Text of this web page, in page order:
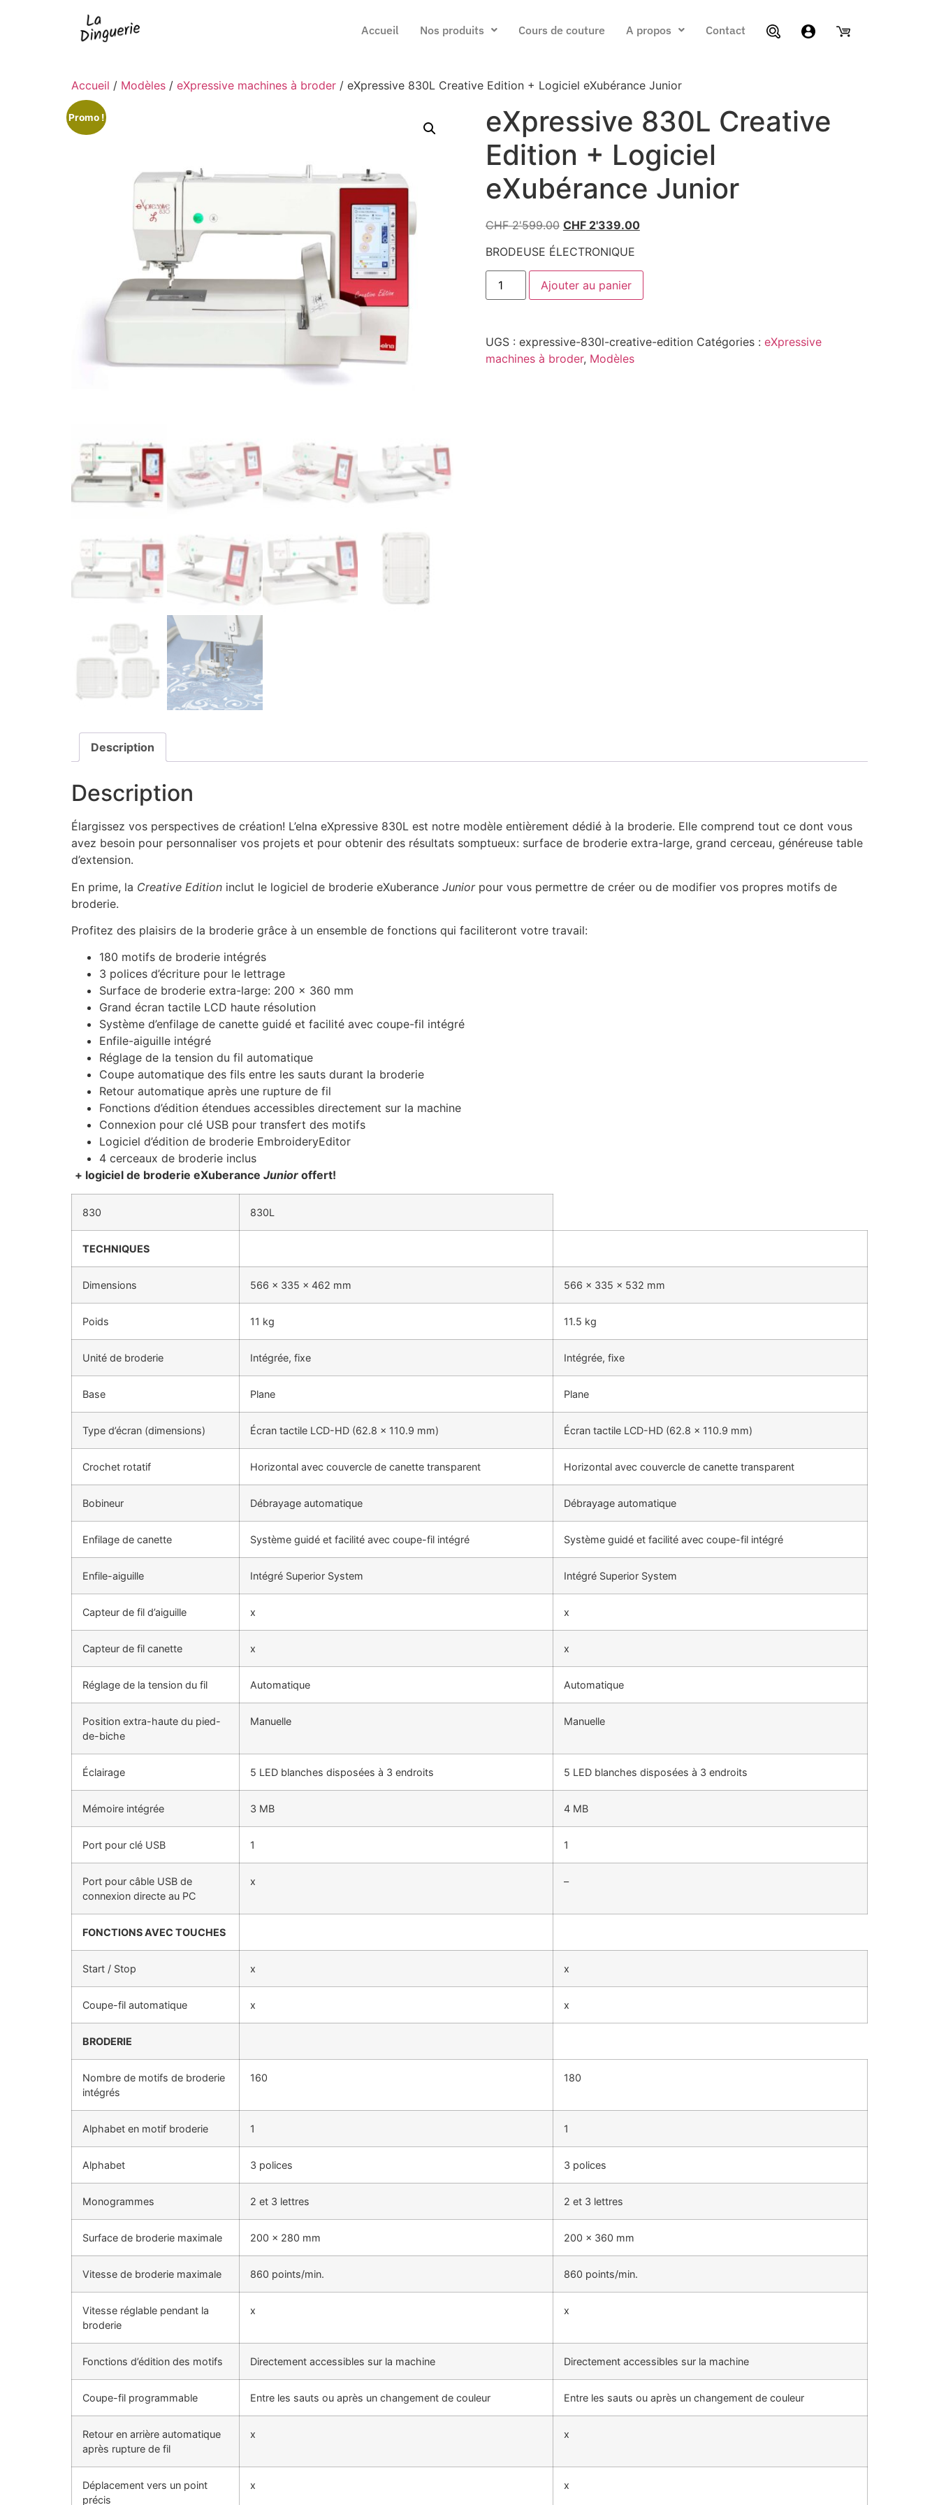
Accueil Nos produits Cours de couture A propos Contact
Accueil / Modèles / eXpressive machines à broder / eXpressive 830L Creative Edition + Logiciel eXubérance Junior
Promo !
eXpressive 830L Creative
Edition + Logiciel
eXubérance Junior
CHF2'599.00 CHF2'339.00
BRODEUSE ÉLECTRONIQUE
Ajouter au panier
UGS : expressive-830l-creative-edition Catégories : eXpressive
machines à broder, Modèles
Description
Description
Élargissez vos perspectives de création! L’elna eXpressive 830L est notre modèle entièrement dédié à la broderie. Elle comprend tout ce dont vous
avez besoin pour personnaliser vos projets et pour obtenir des résultats somptueux: surface de broderie extra-large, grand cerceau, généreuse table
d’extension.
En prime, la Creative Edition inclut le logiciel de broderie eXuberance Juniorpour vous permettre de créer ou de modifier vos propres motifs de
broderie.
Profitez des plaisirs de la broderie grâce à un ensemble de fonctions qui faciliteront votre travail:
180 motifs de broderie intégrés
3 polices d’écriture pour le lettrage
Surface de broderie extra-large: 200 x 360 mm
Grand écran tactile LCD haute résolution
Système d’enfilage de canette guidé et facilité avec coupe-fil intégré
Enfile-aiguille intégré
Réglage de la tension du fil automatique
Coupe automatique des fils entre les sauts durant la broderie
Retour automatique après une rupture de fil
Fonctions d’édition étendues accessibles directement sur la machine
Connexion pour clé USB pour transfert des motifs
Logiciel d’édition de broderie EmbroideryEditor
4 cerceaux de broderie inclus
+ logiciel de broderie eXuberance Junior offert!
830 830L
TECHNIQUES
Dimensions 566 x 335 x 462 mm 566 x 335 x 532 mm
Poids 11 kg 11.5 kg
Unité de broderie Intégrée, fixe Intégrée, fixe
Base Plane Plane
Type d’écran (dimensions) Écran tactile LCD-HD (62.8 x 110.9 mm) Écran tactile LCD-HD (62.8 x 110.9 mm)
Crochet rotatif Horizontal avec couvercle de canette transparent Horizontal avec couvercle de canette transparent
Bobineur Débrayage automatique Débrayage automatique
Enfilage de canette Système guidé et facilité avec coupe-fil intégré Système guidé et facilité avec coupe-fil intégré
Enfile-aiguille Intégré Superior System Intégré Superior System
Capteur de fil d’aiguille x x
Capteur de fil canette x x
Réglage de la tension du fil Automatique Automatique
Position extra-haute du pied-
de-biche
Manuelle Manuelle
Éclairage 5 LED blanches disposées à 3 endroits 5 LED blanches disposées à 3 endroits
Mémoire intégrée 3 MB 4 MB
Port pour clé USB 1 1
Port pour câble USB de
connexion directe au PC
x –
FONCTIONS AVEC TOUCHES
Start / Stop x x
Coupe-fil automatique x x
BRODERIE
Nombre de motifs de broderie
intégrés
160 180
Alphabet en motif broderie 1 1
Alphabet 3 polices 3 polices
Monogrammes 2 et 3 lettres 2 et 3 lettres
Surface de broderie maximale 200 x 280 mm 200 x 360 mm
Vitesse de broderie maximale 860 points/min. 860 points/min.
Vitesse réglable pendant la
broderie
x x
Fonctions d’édition des motifs Directement accessibles sur la machine Directement accessibles sur la machine
Coupe-fil programmable Entre les sauts ou après un changement de couleur Entre les sauts ou après un changement de couleur
Retour en arrière automatique
après rupture de fil
x x
Déplacement vers un point
précis
x x